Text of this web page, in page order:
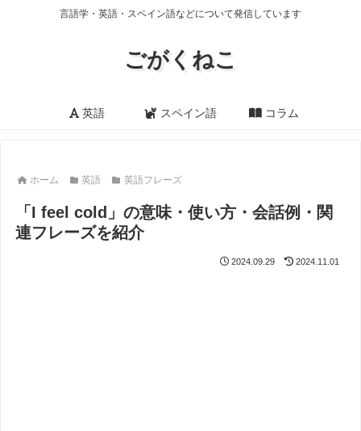
言語学・英語・スペイン語などについて発信しています
ごがくねこ
英語 スペイン語 コラム
ホーム 英語 英語フレーズ
「I feel cold」の意味・使い方・会話例・関
連フレーズを紹介
2024.09.29 2024.11.01